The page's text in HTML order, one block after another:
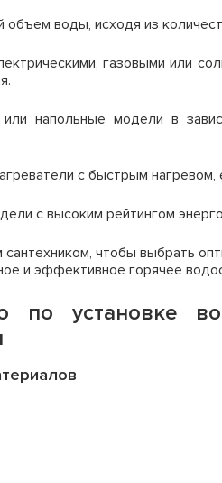
воды, исходя из
газовыми или
напольные модели в
с быстрым
с высоким рейтингом
чтобы выбрать
и эффективное горячее
по установке